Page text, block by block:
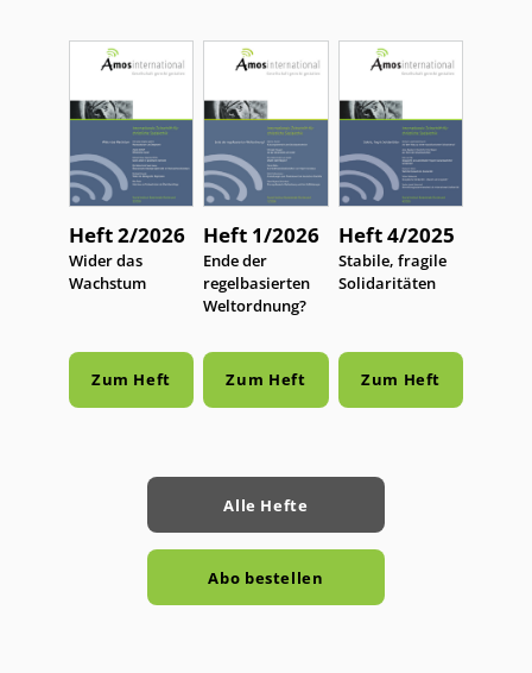
Heft 2/2026
:
Wider das
Wachstum
Zum Heft
Heft 1/2026
:
Ende der
regelbasierten
Weltordnung?
Zum Heft
Heft 4/2025
:
Stabile, fragile
Solidaritäten
Zum Heft
Alle Hefte
Abo bestellen